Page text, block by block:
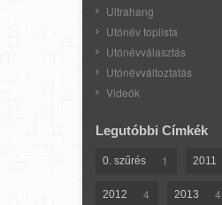
Ultrahang
Utónév toplista
Utónévválasztás
Utónévváltoztatás
Videók
Legutóbbi Címkék
0. szűrés 1 2011
2012 4 2013 4